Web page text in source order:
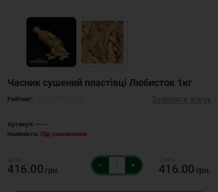
Часник сушений пластівці Любисток 1кг
Рейтинг: Залишити відгук
Артикул: -----
Наявність: Під замовлення
416.00 грн.
– + 416.00 грн.